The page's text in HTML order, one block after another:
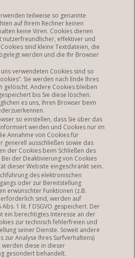
teilweise so genannte
auf Ihrem Rechner keinen
keine Viren. Cookies dienen
nutzerfreundlicher, effektiver und
sind kleine Textdateien, die
werden und die Ihr Browser
verwendeten Cookies sind so
Sie werden nach Ende Ihres
gelöscht. Andere Cookies bleiben
bis Sie diese löschen.
es uns, Ihren Browser beim
so einstellen, dass Sie über das
werden und Cookies nur im
Annahme von Cookies für
generell ausschließen sowie das
der Cookies beim Schließen des
der Deaktivierung von Cookies
dieser Website eingeschränkt sein.
des elektronischen
oder zur Bereitstellung
erwünschter Funktionen (z.B.
sind, werden auf
1 lit. f DSGVO gespeichert. Der
ein berechtigtes Interesse an der
zur technisch fehlerfreien und
seiner Dienste. Soweit andere
zur Analyse Ihres Surfverhaltens)
diese in dieser
gesondert behandelt.